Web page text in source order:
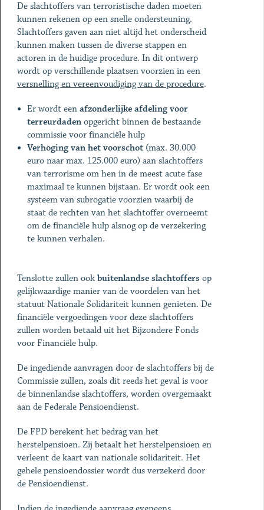
De slachtoffers van terroristische daden moeten
kunnen rekenen op een snelle ondersteuning.
Slachtoffers gaven aan niet altijd het onderscheid
kunnen maken tussen de diverse stappen en
actoren in de huidige procedure. In dit ontwerp
wordt op verschillende plaatsen voorzien in een
versnelling en vereenvoudiging van de procedure.
Er wordt eenafzonderlijke afdeling voor
terreurdaden opgericht binnen de bestaande
commissie voor financiële hulp
Verhoging van het voorschot (max. 30.000
euro naar max. 125.000 euro) aan slachtoffers
van terrorisme om hen in de meest acute fase
maximaal te kunnen bijstaan. Er wordt ook een
systeem van subrogatie voorzien waarbij de
staat de rechten van het slachtoffer overneemt
om de financiële hulp alsnog op de verzekering
te kunnen verhalen.
Tenslotte zullen ook buitenlandse slachtoffers op
gelijkwaardige manier van de voordelen van het
statuut Nationale Solidariteit kunnen genieten. De
financiële vergoedingen voor deze slachtoffers
zullen worden betaald uit het Bijzondere Fonds
voor Financiële hulp.
De ingediende aanvragen door de slachtoffers bij de
Commissie zullen, zoals dit reeds het geval is voor
de binnenlandse slachtoffers, worden overgemaakt
aan de Federale Pensioendienst.
De FPD berekent het bedrag van het
herstelpensioen. Zij betaalt het herstelpensioen en
verleent de kaart van nationale solidariteit. Het
gehele pensioendossier wordt dus verzekerd door
de Pensioendienst.